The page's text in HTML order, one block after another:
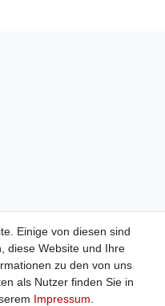
Einige von diesen sind
diese Website und Ihre
zu den von uns
als Nutzer finden Sie in
Impressum